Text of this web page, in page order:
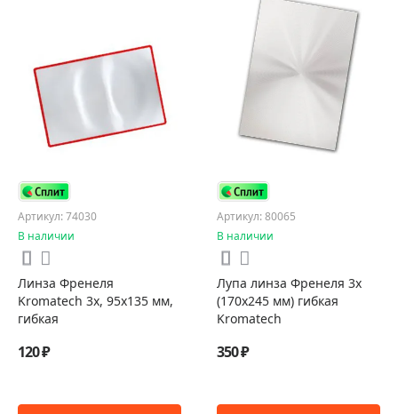
Артикул: 74030
В наличии
Линза Френеля
Kromatech 3х, 95х135 мм,
гибкая
120 ₽
Артикул: 80065
В наличии
Лупа линза Френеля 3х
(170х245 мм) гибкая
Kromatech
350 ₽